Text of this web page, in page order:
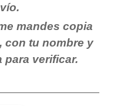
mandes copia
con tu nombre y
para verificar.